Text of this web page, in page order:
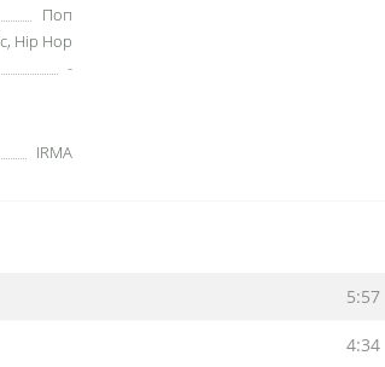
Поп
Hip Hop
-
IRMA
5:57
4:34